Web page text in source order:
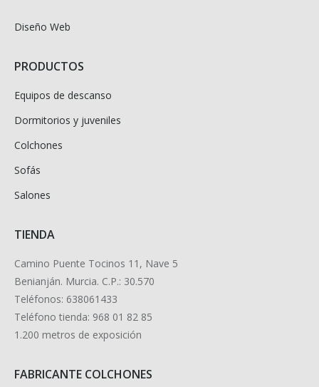
Diseño Web
PRODUCTOS
Equipos de descanso
Dormitorios y juveniles
Colchones
Sofás
Salones
TIENDA
Camino Puente Tocinos 11, Nave 5
Benianján. Murcia. C.P.: 30.570
Teléfonos: 638061433
Teléfono tienda: 968 01 82 85
1.200 metros de exposición
FABRICANTE COLCHONES